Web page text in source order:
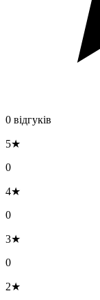
0 відгуків
5★
0
4★
0
3★
0
2★